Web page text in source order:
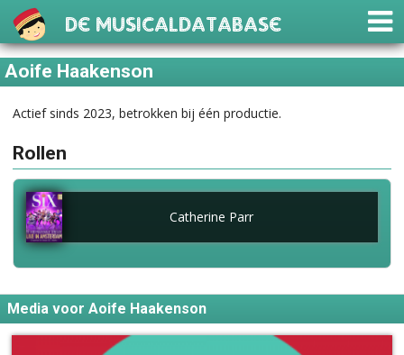
De Musicaldatabase
Aoife Haakenson
Actief sinds 2023, betrokken bij één productie.
Rollen
Catherine Parr
Media voor Aoife Haakenson